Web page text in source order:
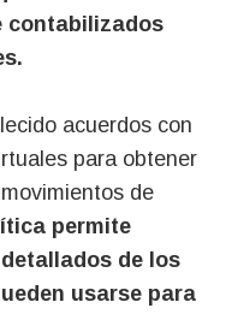
contabilizados
acuerdos con
para obtener
de
permite
de los
usarse para